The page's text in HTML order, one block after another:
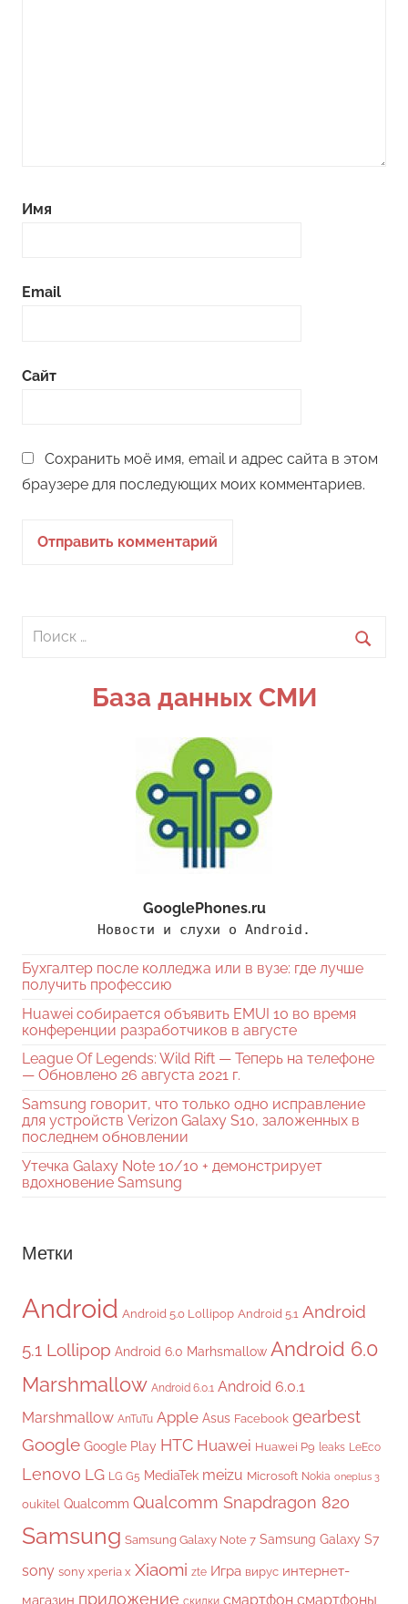
Имя
Email
Сайт
Сохранить моё имя, email и адрес сайта в этом
браузере для последующих моих комментариев.
Поиск
База данных СМИ
GooglePhones.ru
Новости и слухи о Android.
Бухгалтер после колледжа или в вузе: где лучше
получить профессию
Huawei собирается объявить EMUI 10 во время
конференции разработчиков в августе
League Of Legends: Wild Rift — Теперь на телефоне
— Обновлено 26 августа 2021 г.
Samsung говорит, что только одно исправление
для устройств Verizon Galaxy S10, заложенных в
последнем обновлении
Утечка Galaxy Note 10/10 + демонстрирует
вдохновение Samsung
Метки
Android Android 5.0 Lollipop Android 5.1 Android
5.1 Lollipop Android 6.0 Marhsmallow Android 6.0
Marshmallow Android 6.0.1 Android 6.0.1
Marshmallow AnTuTu Apple Asus Facebook gearbest
Google Google Play HTC Huawei Huawei P9 leaks LeEco
Lenovo LG LG G5 MediaTek meizu Microsoft Nokia oneplus 3
oukitel Qualcomm Qualcomm Snapdragon 820
Samsung Samsung Galaxy Note 7 Samsung Galaxy S7
sony sony xperia x Xiaomi zte Игра вирус интернет-
приложение смартфон смартфоны